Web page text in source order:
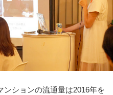
ションの流通量は2016年を